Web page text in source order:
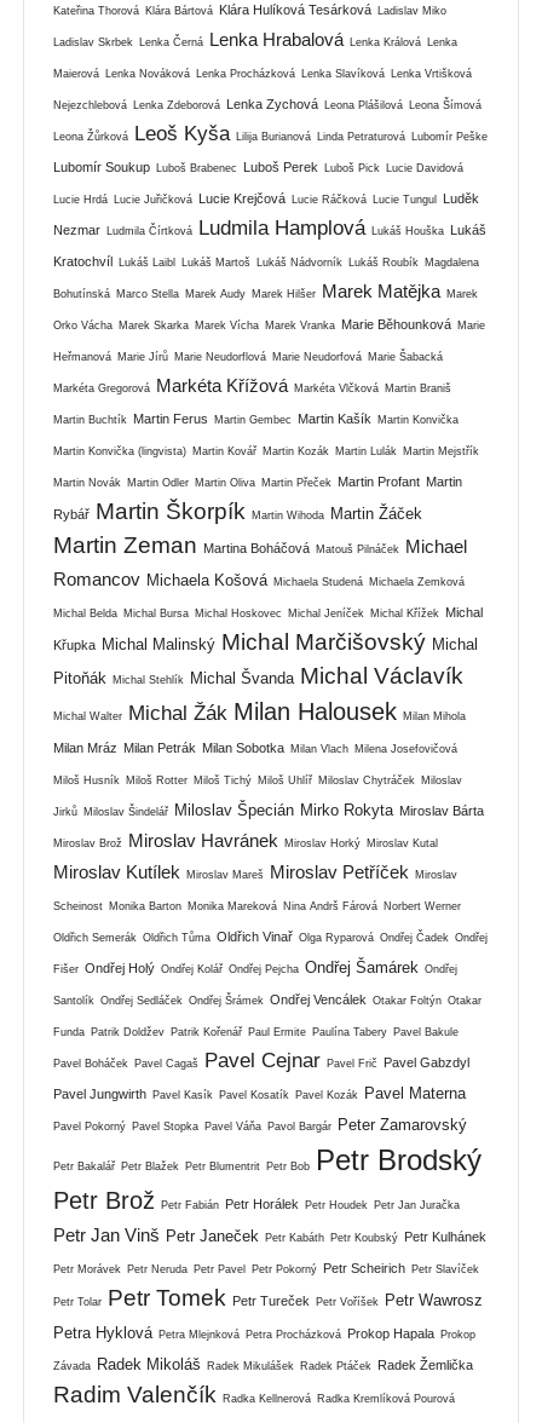
Kateřina Thorová Klára Bártová Klára Hulíková Tesárková Ladislav Miko
Ladislav Skrbek Lenka Černá Lenka Hrabalová Lenka Králová Lenka
Maierová Lenka Nováková Lenka Procházková Lenka Slavíková Lenka Vrtišková
Nejezchlebová Lenka Zdeborová Lenka Zychová Leona Plášilová Leona Šímová
Leona Žůrková Leoš Kyša Lilija Burianová Linda Petraturová Lubomír Peške
Lubomír Soukup Luboš Brabenec Luboš Perek Luboš Pick Lucie Davidová
Lucie Hrdá Lucie Juřičková Lucie Krejčová Lucie Ráčková Lucie Tungul Luděk
Nezmar Ludmila Čírtková Ludmila Hamplová Lukáš Houška Lukáš
Kratochvíl Lukáš Laibl Lukáš Martoš Lukáš Nádvorník Lukáš Roubík Magdalena
Bohutínská Marco Stella Marek Audy Marek Hilšer Marek Matějka Marek
Orko Vácha Marek Skarka Marek Vícha Marek Vranka Marie Běhounková Marie
Heřmanová Marie Jírů Marie Neudorflová Marie Neudorfová Marie Šabacká
Markéta Gregorová Markéta Křížová Markéta Vlčková Martin Braniš
Martin Buchtík Martin Ferus Martin Gembec Martin Kašík Martin Konvička
Martin Konvička (lingvista) Martin Kovář Martin Kozák Martin Lulák Martin Mejstřík
Martin Novák Martin Odler Martin Oliva Martin Přeček Martin Profant Martin
Rybář Martin Škorpík Martin Wihoda Martin Žáček
Martin Zeman Martina Boháčová Matouš Pilnáček
Michael
Romancov Michaela Košová Michaela Studená Michaela Zemková
Michal Belda Michal Bursa Michal Hoskovec Michal Jeníček Michal Křížek Michal
Křupka Michal Malinský Michal Marčišovský Michal
Pitoňák
Michal Stehlík Michal Švanda Michal Václavík
Michal Walter Michal Žák Milan Halousek Milan Mihola
Milan Mráz Milan Petrák Milan Sobotka Milan Vlach Milena Josefovičová
Miloš Husník Miloš Rotter Miloš Tichý Miloš Uhlíř Miloslav Chytráček Miloslav
Jirků Miloslav Šindelář Miloslav Špecián Mirko Rokyta Miroslav Bárta
Miroslav Brož Miroslav Havránek Miroslav Horký Miroslav Kutal
Miroslav Kutílek Miroslav Mareš Miroslav Petříček Miroslav
Scheinost Monika Barton Monika Mareková Nina Andrš Fárová Norbert Werner
Oldřich Semerák Oldřich Tůma Oldřich Vinař Olga Ryparová Ondřej Čadek Ondřej
Fišer Ondřej Holý Ondřej Kolář Ondřej Pejcha Ondřej Šamárek Ondřej
Santolík Ondřej Sedláček Ondřej Šrámek Ondřej Vencálek Otakar Foltýn Otakar
Funda Patrik Doldžev Patrik Kořenář Paul Ermite Paulína Tabery Pavel Bakule
Pavel Boháček Pavel Cagaš Pavel Cejnar Pavel Frič Pavel Gabzdyl
Pavel Jungwirth Pavel Kasík Pavel Kosatík Pavel Kozák Pavel Materna
Pavel Pokorný Pavel Stopka Pavel Váňa Pavol Bargár Peter Zamarovský
Petr Bakalář Petr Blažek Petr Blumentrit Petr Bob Petr Brodský
Petr Brož Petr Fabián Petr Horálek Petr Houdek Petr Jan Juračka
Petr Jan Vinš Petr Janeček Petr Kabáth Petr Koubský Petr Kulhánek
Petr Morávek Petr Neruda Petr Pavel Petr Pokorný Petr Scheirich Petr Slavíček
Petr Tolar Petr Tomek Petr Tureček Petr Voříšek
Petr Wawrosz
Petra Hyklová Petra Mlejnková Petra Procházková Prokop Hapala Prokop
Závada Radek Mikoláš Radek Mikulášek Radek Ptáček Radek Žemlička
Radim Valenčík Radka Kellnerová Radka Kremlíková Pourová